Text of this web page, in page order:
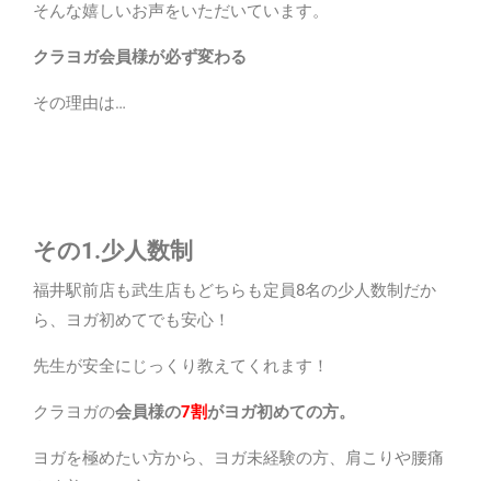
そんな嬉しいお声をいただいています。
クラヨガ会員様が必ず変わる
その理由は…
その1.少人数制
福井駅前店も武生店もどちらも定員8名の少人数制だか
ら、ヨガ初めてでも安心！
先生が安全にじっくり教えてくれます！
クラヨガの会員様の7割がヨガ初めての方。
ヨガを極めたい方から、ヨガ未経験の方、肩こりや腰痛